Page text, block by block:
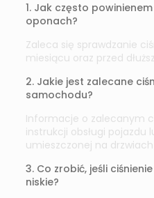
1. Jak często
oponach?
Zaleca się sprawdzanie
miesiącu oraz przed
2. Jakie jest zalecane
samochodu?
Informacje o zalecanym
instrukcji obsługi pojazdu
umieszczonej na
3. Co zrobić, jeśli
niskie?